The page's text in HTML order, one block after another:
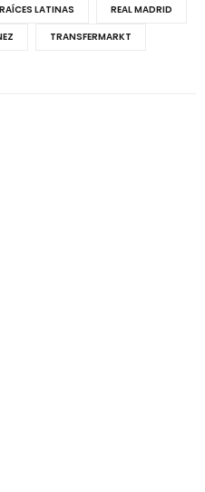
RAÍCES LATINAS
REAL MADRID
TRANSFERMARKT